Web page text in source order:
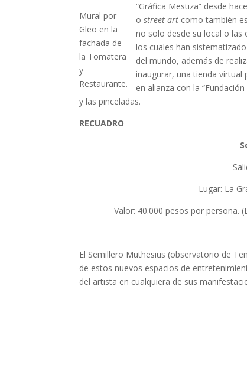
Mural por
Gleo en la
fachada de
la Tomatera
y
Restaurante.
“Gráfica Mestiza” desde
ostreet art como también
no solo desde su local o las
los cuales han
del mundo, además de
inaugurar, una tienda
en alianza con la
y las pinceladas.
RECUADRO
Lugar: La
Valor: 40.000 pesos por persona.
El Semillero Muthesius (observatorio de
de estos nuevos espacios de
del artista en cualquiera de sus